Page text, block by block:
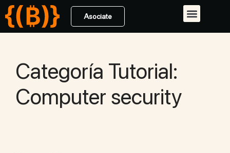
Asociate
Categoría Tutorial:
Computer security